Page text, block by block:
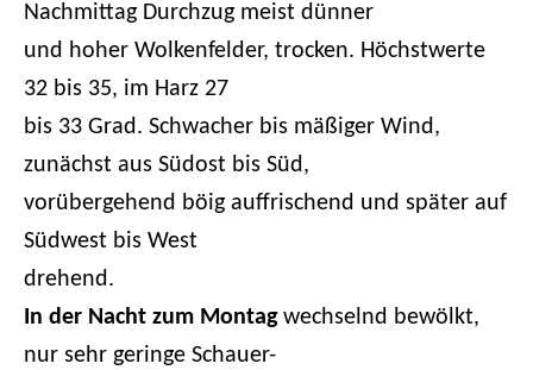
Nachmittag Durchzug meist dünner
und hoher Wolkenfelder, trocken. Höchstwerte
32 bis 35, im Harz 27
bis 33 Grad. Schwacher bis mäßiger Wind,
zunächst aus Südost bis Süd,
vorübergehend böig auffrischend und später auf
Südwest bis West
drehend.
In der Nacht zum Montagwechselnd bewölkt,
nur sehr geringe Schauer-